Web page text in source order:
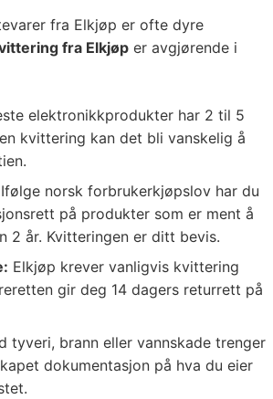
fra Elkjøp er ofte dyre
fra Elkjøp er avgjørende i
elektronikkprodukter har 2 til 5
kvittering kan det bli vanskelig å
Ifølge norsk forbrukerkjøpslov har du
på produkter som er ment å
2 år. Kvitteringen er ditt bevis.
Elkjøp krever vanligvis kvittering
gir deg 14 dagers returrett på
tyveri, brann eller vannskade trenger
dokumentasjon på hva du eier